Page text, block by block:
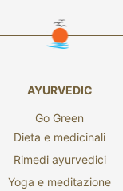
AYURVEDIC
Go Green
Dieta e medicinali
Rimedi ayurvedici
Yoga e meditazione